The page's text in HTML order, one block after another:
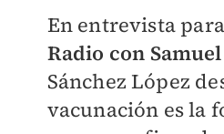
En entrevista
Radio con
Sánchez López
vacunación es la